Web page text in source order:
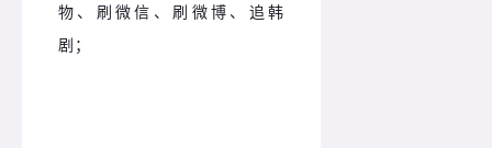
物、刷微信、刷微博、追韩
剧；